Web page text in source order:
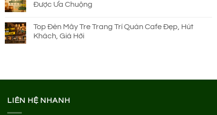
Được Ưa Chuộng
Top Đèn Mây Tre Trang Trí Quán Cafe Đẹp, Hút
Khách, Giá Hời
LIÊN HỆ NHANH